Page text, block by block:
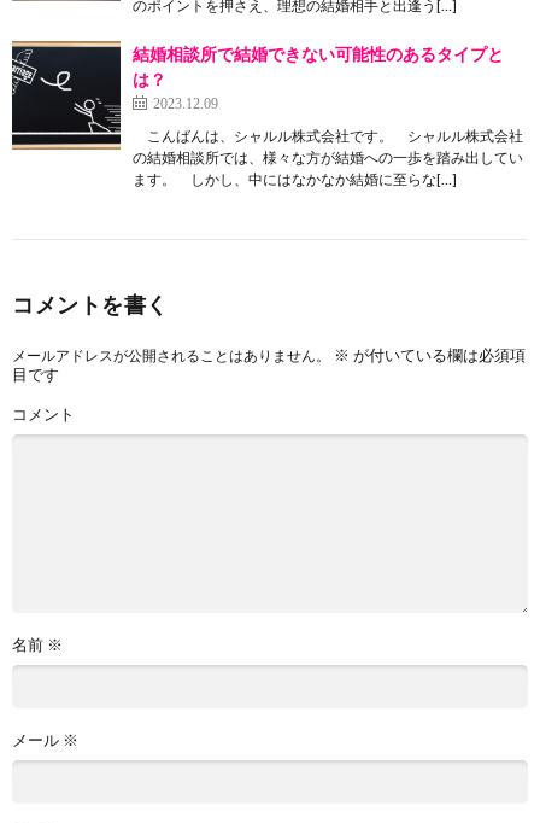
のポイントを押さえ、理想の結婚相手と出逢う[…]
結婚相談所で結婚できない可能性のあるタイプと
は？
2023.12.09
こんばんは、シャルル株式会社です。 シャルル株式会社
の結婚相談所では、様々な方が結婚への一歩を踏み出してい
ます。 しかし、中にはなかなか結婚に至らな[…]
コメントを書く
メールアドレスが公開されることはありません。 ※ が付いている欄は必須項
目です
コメント
名前 ※
メール ※